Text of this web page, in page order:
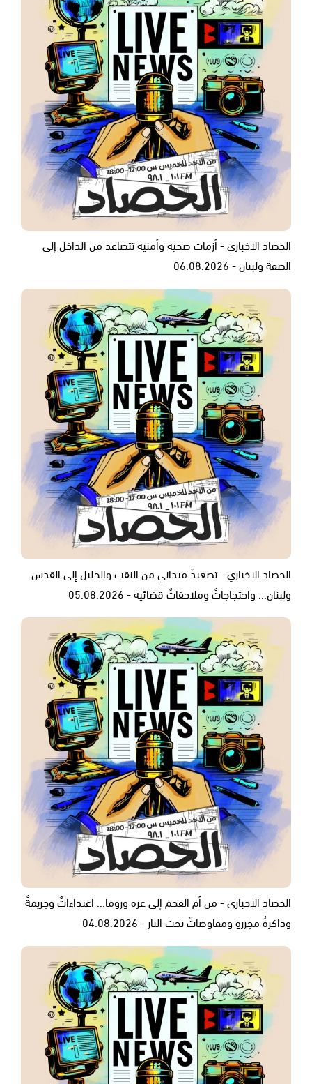
الحصاد الاخباري - أزمات صحية وأمنية تتصاعد من الداخل إلى
الضفة ولبنان - 06.08.2026
الحصاد الاخباري - تصعيدٌ ميداني من النقب والجليل إلى القدس
ولبنان... واحتجاجاتٌ وملاحقاتٌ قضائية - 05.08.2026
الحصاد الاخباري - من أم الفحم إلى غزة وروما... اعتداءاتٌ وجريمةٌ
وذاكرةُ مجزرةٍ ومفاوضاتٌ تحت النار - 04.08.2026